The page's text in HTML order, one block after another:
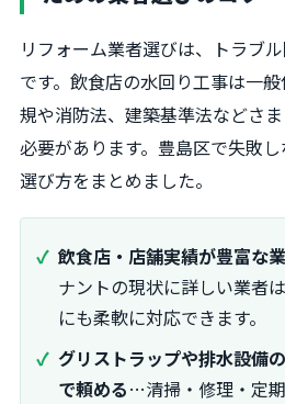
リフォーム業者選びは、トラブ
です。飲食店の水回り工事は一
規や消防法、建築基準法などさ
必要があります。豊島区で失敗
選び方をまとめました。
飲食店・店舗実績が豊富な
ナントの現状に詳しい業者
にも柔軟に対応できます。
グリストラップや排水設備
で頼める…清掃・修理・定